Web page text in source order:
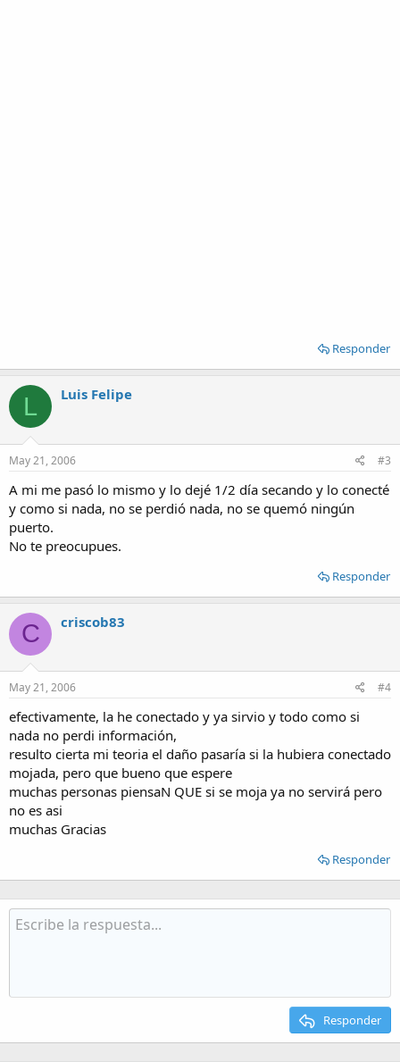
Responder
L Luis Felipe
May 21, 2006 #3
A mi me pasó lo mismo y lo dejé 1/2 día secando y lo conecté
y como si nada, no se perdió nada, no se quemó ningún
puerto.
No te preocupues.
Responder
C criscob83
May 21, 2006 #4
efectivamente, la he conectado y ya sirvio y todo como si
nada no perdi información,
resulto cierta mi teoria el daño pasaría si la hubiera conectado
mojada, pero que bueno que espere
muchas personas piensaN QUE si se moja ya no servirá pero
no es asi
muchas Gracias
Responder
Responder